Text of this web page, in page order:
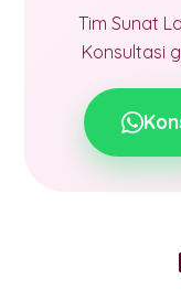
Tim Sunat
Konsultasi